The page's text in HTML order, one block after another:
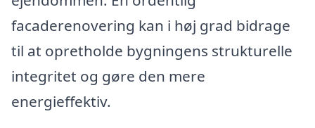
facaderenovering kan i høj grad bidrage
til at opretholde bygningens strukturelle
integritet og gøre den mere
energieffektiv.